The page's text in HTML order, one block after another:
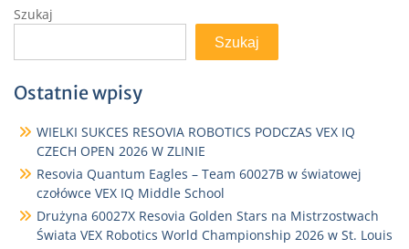
Szukaj
Szukaj
Ostatnie wpisy
WIELKI SUKCES RESOVIA ROBOTICS PODCZAS VEX IQ
CZECH OPEN 2026 W ZLINIE
Resovia Quantum Eagles – Team 60027B w światowej
czołówce VEX IQ Middle School
Drużyna 60027X Resovia Golden Stars na Mistrzostwach
Świata VEX Robotics World Championship 2026 w St. Louis